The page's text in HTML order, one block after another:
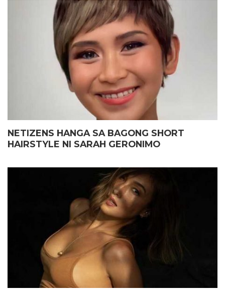
NETIZENS HANGA SA BAGONG SHORT
HAIRSTYLE NI SARAH GERONIMO